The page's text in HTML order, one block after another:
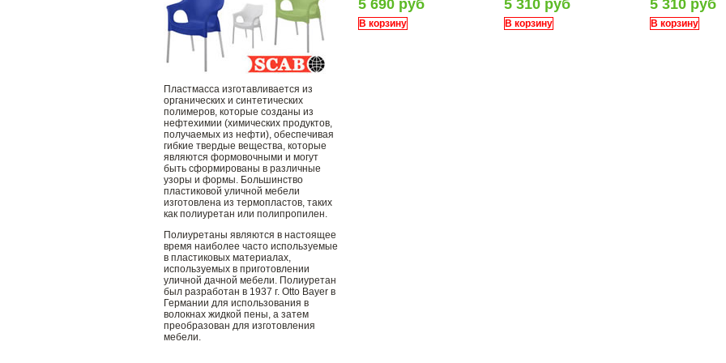
Пластмасса изготавливается из
органических и синтетических
полимеров, которые созданы из
нефтехимии (химических продуктов,
получаемых из нефти), обеспечивая
гибкие твердые вещества, которые
являются формовочными и могут
быть сформированы в различные
узоры и формы. Большинство
пластиковой уличной мебели
изготовлена ​​из термопластов, таких
как полиуретан или полипропилен.
Полиуретаны являются в настоящее
время наиболее часто используемые
в пластиковых материалах,
используемых в приготовлении
уличной дачной мебели. Полиуретан
был разработан в 1937 г. Otto Bayer в
Германии для использования в
волокнах жидкой пены, а затем
преобразован для изготовления
мебели.
5 690 руб
В корзину
5 310 руб
В корзину
5 310 руб
В корзину